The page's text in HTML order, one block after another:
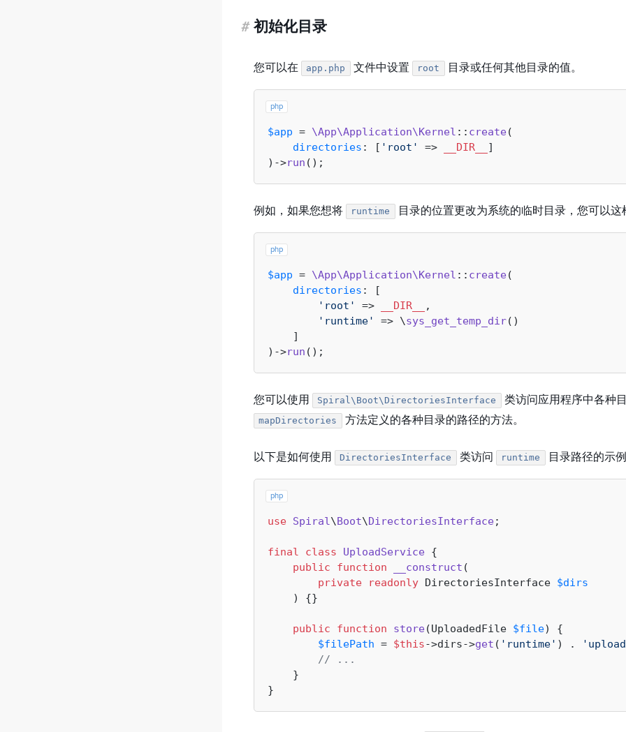
# 初始化目录
您可以在 app.php 文件中设置 root 目录或任何其他目录的值。
php
$app = \App\Application\Kernel :: create(
directories : [ 'root' => __DIR__
]
)->run
例如，如果您想将 runtime 目录的位置更改为系统的临时目录，您可以这
php
$app = \App\Application\Kernel :: create(
directories : [
'root'
=> __DIR__
,
'runtime'
=> \sys_get_temp_dir()
    ]
)->run
您可以使用 Spiral\Boot\DirectoriesInterface 类访问应用程序中各种
mapDirectories 方法定义的各种目录的路径的方法。
以下是如何使用 DirectoriesInterface 类访问 runtime 目录路径的示
php
use Spiral\Boot\DirectoriesInterface;
final class UploadService {
public
function __construct (
private
readonly DirectoriesInterface $dirs
) {}
public function store(UploadedFile $file) {
$filePath = $this->dirs->get ( 'runtime' ) .
// ...
    }